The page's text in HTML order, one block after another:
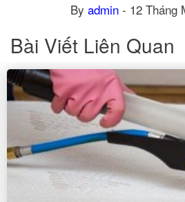
By admin - 12 Tháng
Bài Viết Liên Quan